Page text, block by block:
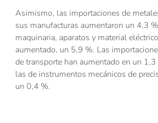
Asimismo, las importaciones de
sus manufacturas aumentaron un 4,3
maquinaria, aparatos y material
aumentado, un 5,9 %. Las
de transporte han aumentado en un
las de instrumentos mecánicos de
un 0,4 %.